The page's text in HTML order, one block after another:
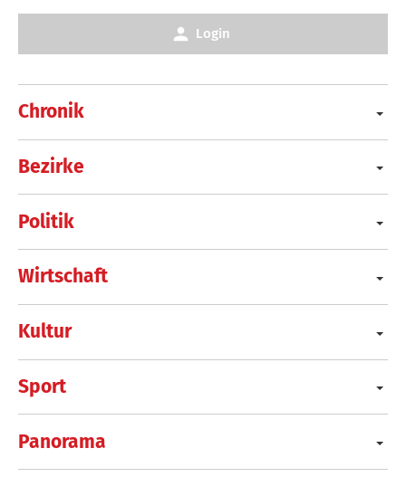
Chronik
Bezirke
Politik
Wirtschaft
Kultur
Sport
Panorama
Login